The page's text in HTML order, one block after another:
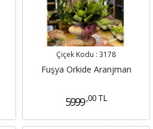
Çiçek Kodu : 3178
Fuşya Orkide Aranjman
5999 ,00 TL